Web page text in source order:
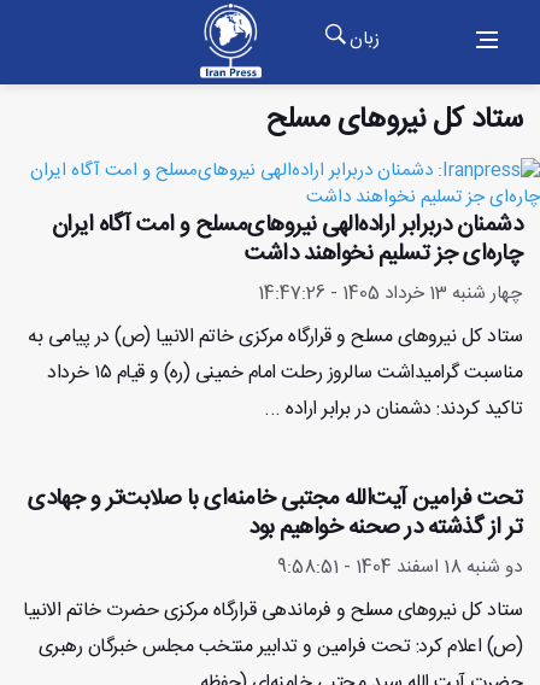
زبان
ستاد کل نیروهای مسلح
دشمنان دربرابر اراده‌الهی نیروهای‌مسلح و امت آگاه ایران
چاره‌ای جز تسلیم نخواهند داشت
چهار شنبه 13 خرداد 1405 - 14:47:26
ستاد کل نیروهای مسلح و قرارگاه مرکزی خاتم‌ الانبیا (ص) در پیامی به
مناسبت گرامیداشت سالروز رحلت امام خمینی (ره) و قیام ۱۵ خرداد
تاکید کردند: دشمنان در برابر اراده ...
تحت فرامین آیت‌الله مجتبی خامنه‌ای با صلابت‌تر و جهادی
تر از گذشته در صحنه خواهیم بود
دو شنبه 18 اسفند 1404 - 9:58:51
ستاد کل نیروهای مسلح و فرماندهی قرارگاه مرکزی حضرت خاتم الانبیا
(ص) اعلام کرد: تحت فرامین و تدابیر منتخب مجلس خبرگان رهبری